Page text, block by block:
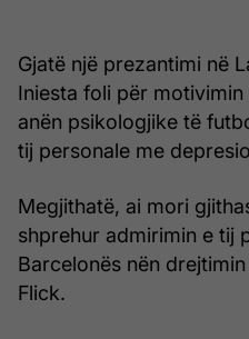
Gjatë një prezantimi në
Iniesta foli për
anën psikologjike të
tij personale me
Megjithatë, ai mori
shprehur admirimin e tij
Barcelonës nën
Flick.